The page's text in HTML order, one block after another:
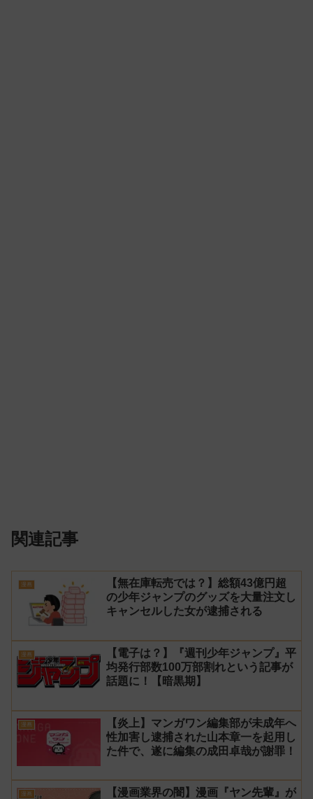
関連記事
漫画
【無在庫転売では？】総額43億円超
の少年ジャンプのグッズを大量注文し
キャンセルした女が逮捕される
漫画
【電子は？】『週刊少年ジャンプ』平
均発行部数100万部割れという記事が
話題に！【暗黒期】
漫画
【炎上】マンガワン編集部が未成年へ
性加害し逮捕された山本章一を起用し
た件で、遂に編集の成田卓哉が謝罪！
漫画 【漫画業界の闇】漫画『ヤン先輩』が